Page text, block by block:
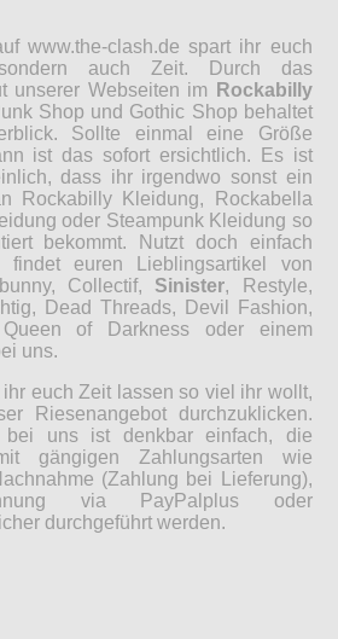
www.the-clash.de spart ihr euch
auch Zeit. Durch das
unserer Webseiten im
Rockabilly
Shop und Gothic Shop behaltet
Sollte einmal eine Größe
ist das sofort ersichtlich. Es ist
dass ihr irgendwo sonst ein
Rockabilly Kleidung, Rockabella
oder Steampunk Kleidung so
bekommt. Nutzt doch einfach
findet euren Lieblingsartikel von
Collectif, Sinister, Restyle,
Dead Threads, Devil Fashion,
Queen of Darkness oder einem
uns.
ihr euch Zeit lassen so viel ihr wollt,
Riesenangebot durchzuklicken.
bei uns ist denkbar einfach, die
gängigen Zahlungsarten wie
(Zahlung bei Lieferung),
via PayPalplus oder
durchgeführt werden.